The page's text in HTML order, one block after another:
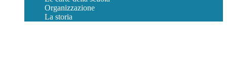
Organizzazione
La storia